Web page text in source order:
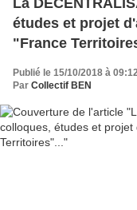
études et projet
"France
Publié le 15/10/2018 à 09:12
Par Collectif BEN